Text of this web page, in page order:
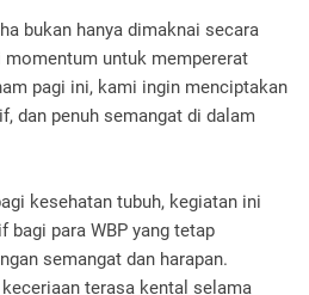
bukan hanya dimaknai secara
untuk mempererat
pagi ini, kami ingin menciptakan
dan penuh semangat di dalam
kesehatan tubuh, kegiatan ini
para WBP yang tetap
semangat dan harapan.
terasa kental selama